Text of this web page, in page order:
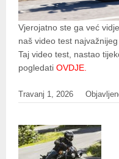
Vjerojatno ste ga već
naš video test
Taj video test, nastao
pogledati OVDJE.
Travanj 1, 2026